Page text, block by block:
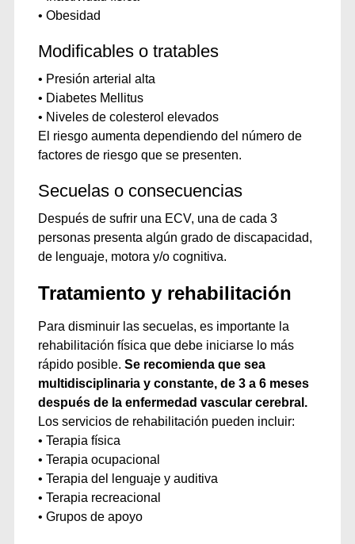
• Obesidad
Modificables o tratables
• Presión arterial alta
• Diabetes Mellitus
• Niveles de colesterol elevados
El riesgo aumenta dependiendo del número de
factores de riesgo que se presenten.
Secuelas o consecuencias
Después de sufrir una ECV, una de cada 3
personas presenta algún grado de discapacidad,
de lenguaje, motora y/o cognitiva.
Tratamiento y rehabilitación
Para disminuir las secuelas, es importante la
rehabilitación física que debe iniciarse lo más
rápido posible. Se recomienda que sea
multidisciplinaria y constante, de 3 a 6 meses
después de la enfermedad vascular cerebral.
Los servicios de rehabilitación pueden incluir:
• Terapia física
• Terapia ocupacional
• Terapia del lenguaje y auditiva
• Terapia recreacional
• Grupos de apoyo